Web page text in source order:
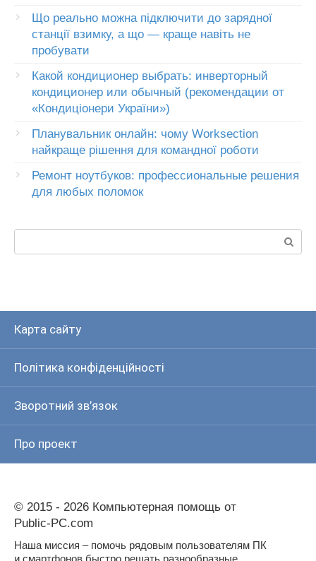
Що реально можна підключити до зарядної
станції взимку, а що — краще навіть не
пробувати
Какой кондиционер выбрать: инверторный
кондиционер или обычный (рекомендации от
«Кондиціонери України»)
Планувальник онлайн: чому Worksection
найкраще рішення для командної роботи
Ремонт ноутбуков: профессиональные решения
для любых поломок
Карта сайту
Політика конфіденційності
Зворотний зв’язок
Про проект
© 2015 - 2026 Компьютерная помощь от
Public-PC.com
Наша миссия – помочь рядовым пользователям ПК
и смартфонов быстро решать разнообразные